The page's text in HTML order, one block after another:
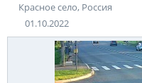
Красное село, Россия
01.10.2022